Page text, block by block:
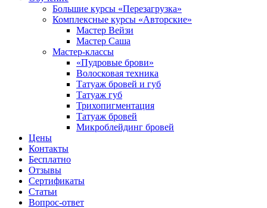
Большие курсы «Перезагрузка»
Комплексные курсы «Авторские»
Мастер Вейзи
Мастер Саша
Мастер-классы
«Пудровые брови»
Волосковая техника
Татуаж бровей и губ
Татуаж губ
Трихопигментация
Татуаж бровей
Микроблейдинг бровей
Цены
Контакты
Бесплатно
Отзывы
Сертификаты
Статьи
Вопрос-ответ